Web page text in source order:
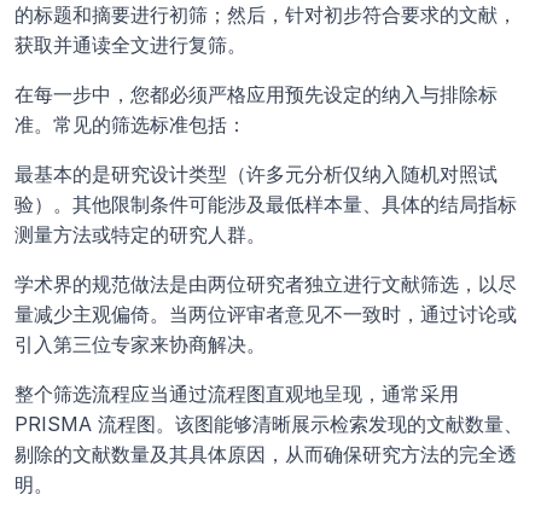
的标题和摘要进行初筛；然后，针对初步符合要求的文献，
获取并通读全文进行复筛。
在每一步中，您都必须严格应用预先设定的纳入与排除标
准。常见的筛选标准包括：
最基本的是研究设计类型（许多元分析仅纳入随机对照试
验）。其他限制条件可能涉及最低样本量、具体的结局指标
测量方法或特定的研究人群。
学术界的规范做法是由两位研究者独立进行文献筛选，以尽
量减少主观偏倚。当两位评审者意见不一致时，通过讨论或
引入第三位专家来协商解决。
整个筛选流程应当通过流程图直观地呈现，通常采用
PRISMA 流程图。该图能够清晰展示检索发现的文献数量、
剔除的文献数量及其具体原因，从而确保研究方法的完全透
明。